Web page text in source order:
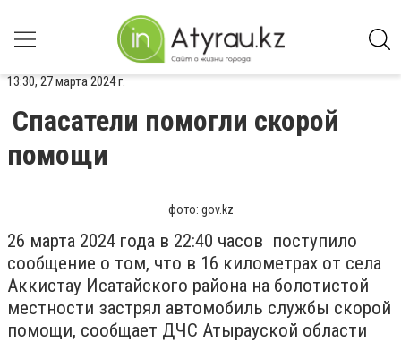
13:30, 27 марта 2024 г.
Спасатели помогли скорой
помощи
фото: gov.kz
26 марта 2024 года в 22:40 часов поступило
сообщение о том, что в 16 километрах от села
Аккистау Исатайского района на болотистой
местности застрял автомобиль службы скорой
помощи, сообщает ДЧС Атырауской области